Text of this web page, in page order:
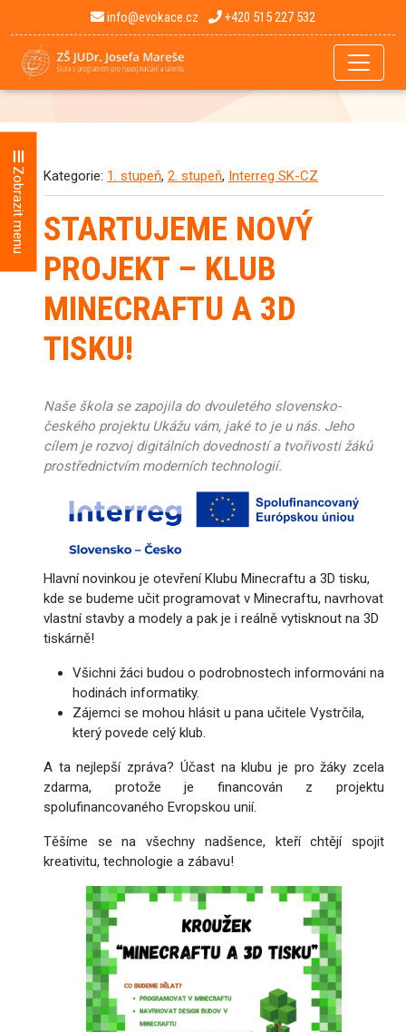
info@evokace.cz +420 515 227 532
Kategorie: 1. stupeň, 2. stupeň, Interreg SK-CZ
STARTUJEME NOVÝ
PROJEKT – KLUB
MINECRAFTU A 3D
TISKU!
Naše škola se zapojila do dvouletého slovensko-
českého projektu Ukážu vám, jaké to je u nás. Jeho
cílem je rozvoj digitálních dovedností a tvořivosti žáků
prostřednictvím moderních technologií.
Hlavní novinkou je otevření Klubu Minecraftu a 3D tisku,
kde se budeme učit programovat v Minecraftu, navrhovat
vlastní stavby a modely a pak je i reálně vytisknout na 3D
tiskárně!
Všichni žáci budou o podrobnostech informováni na
hodinách informatiky.
Zájemci se mohou hlásit u pana učitele Vystrčila,
který povede celý klub.
A ta nejlepší zpráva? Účast na klubu je pro žáky zcela
zdarma, protože je financován z projektu
spolufinancovaného Evropskou unií.
Těšíme se na všechny nadšence, kteří chtějí spojit
kreativitu, technologie a zábavu!
Zobrazit menu